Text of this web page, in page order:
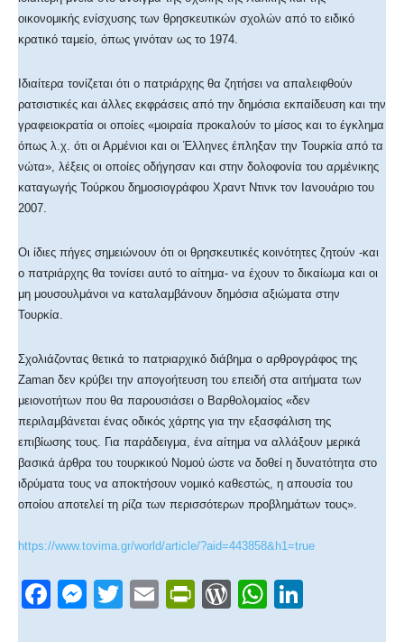
οικονομικής ενίσχυσης των θρησκευτικών σχολών από το ειδικό
κρατικό ταμείο, όπως γινόταν ως το 1974.
Ιδιαίτερα τονίζεται ότι ο πατριάρχης θα ζητήσει να απαλειφθούν
ρατσιστικές και άλλες εκφράσεις από την δημόσια εκπαίδευση και την
γραφειοκρατία οι οποίες «μοιραία προκαλούν το μίσος και το έγκλημα
όπως λ.χ. ότι οι Αρμένιοι και οι Έλληνες έπληξαν την Τουρκία από τα
νώτα», λέξεις οι οποίες οδήγησαν και στην δολοφονία του αρμένικης
καταγωγής Τούρκου δημοσιογράφου Χραντ Ντινκ τον Ιανουάριο του
2007.
Οι ίδιες πήγες σημειώνουν ότι οι θρησκευτικές κοινότητες ζητούν -και
ο πατριάρχης θα τονίσει αυτό το αίτημα- να έχουν το δικαίωμα και οι
μη μουσουλμάνοι να καταλαμβάνουν δημόσια αξιώματα στην
Τουρκία.
Σχολιάζοντας θετικά το πατριαρχικό διάβημα ο αρθρογράφος της
Zaman δεν κρύβει την απογοήτευση του επειδή στα αιτήματα των
μειονοτήτων που θα παρουσιάσει ο Βαρθολομαίος «δεν
περιλαμβάνεται ένας οδικός χάρτης για την εξασφάλιση της
επιβίωσης τους. Για παράδειγμα, ένα αίτημα να αλλάξουν μερικά
βασικά άρθρα του τουρκικού Νομού ώστε να δοθεί η δυνατότητα στο
ιδρύματα τους να αποκτήσουν νομικό καθεστώς, η απουσία του
οποίου αποτελεί τη ρίζα των περισσότερων προβλημάτων τους».
https://www.tovima.gr/world/article/?aid=443858&h1=true
F
M
T
E
Pr W
W